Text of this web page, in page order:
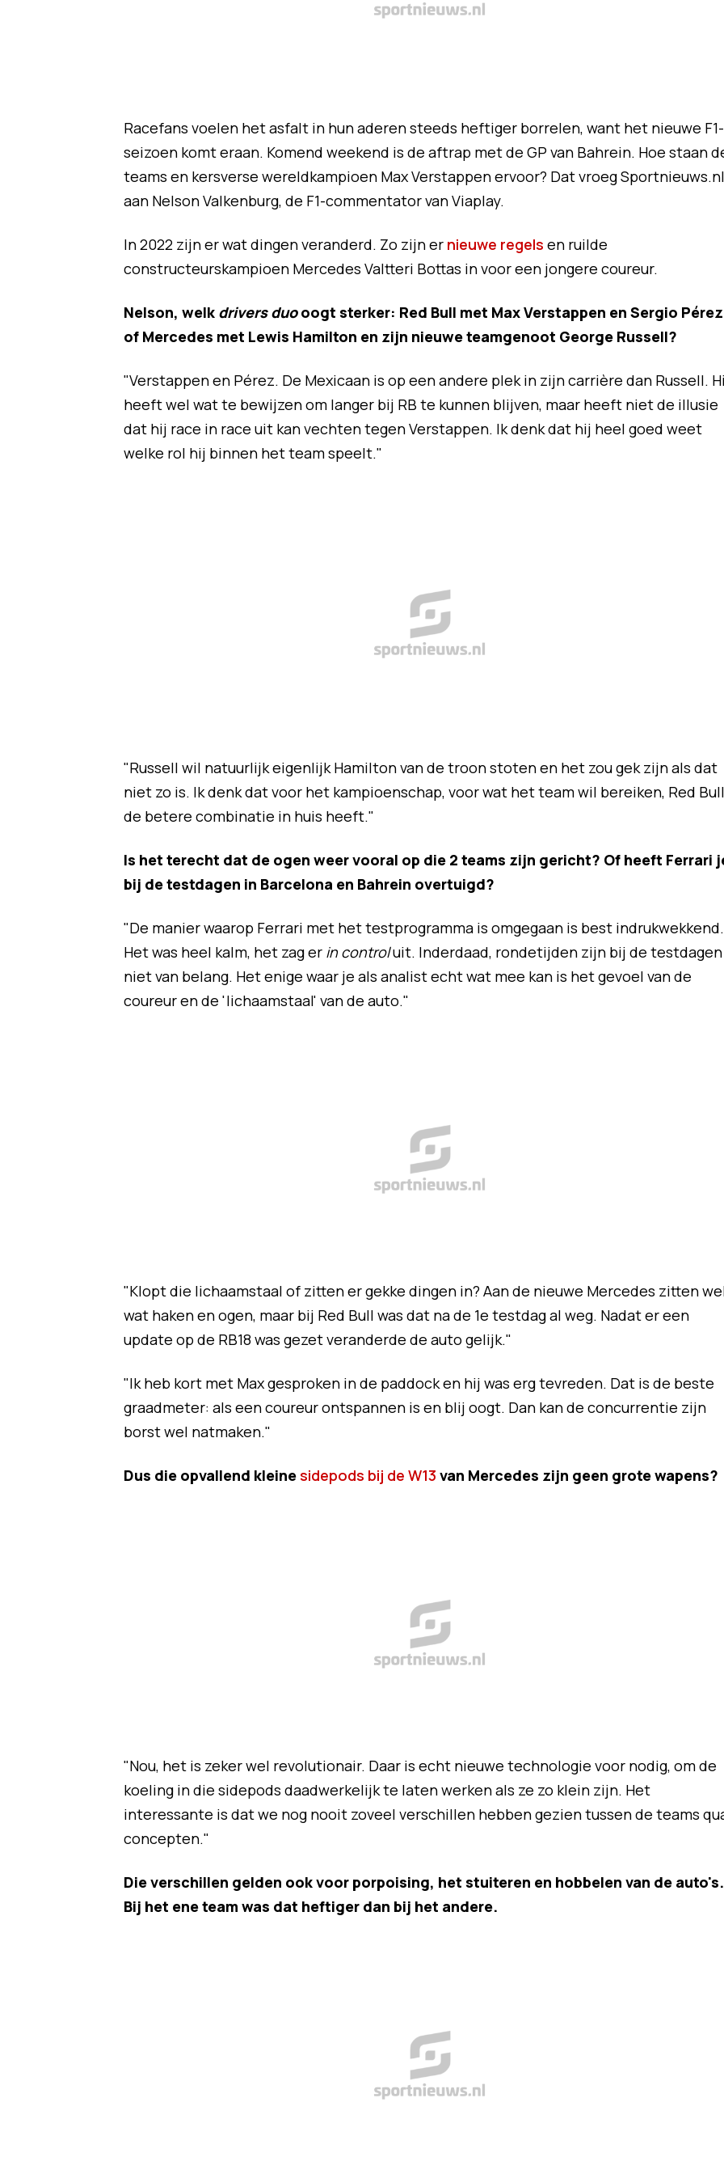
Racefans voelen het asfalt in hun aderen steeds heftiger borrelen, want het nieuwe F1-
seizoen komt eraan. Komend weekend is de aftrap met de GP van Bahrein. Hoe staan
teams en kersverse wereldkampioen Max Verstappen ervoor? Dat vroeg Sportnieuws.nl
aan Nelson Valkenburg, de F1-commentator van Viaplay.
In 2022 zijn er wat dingen veranderd. Zo zijn er nieuwe regels en ruilde
constructeurskampioen Mercedes Valtteri Bottas in voor een jongere coureur.
Nelson, welk drivers duooogt sterker: Red Bull met Max Verstappen en Sergio
of Mercedes met Lewis Hamilton en zijn nieuwe teamgenoot George Russell?
"Verstappen en Pérez. De Mexicaan is op een andere plek in zijn carrière dan Russell.
heeft wel wat te bewijzen om langer bij RB te kunnen blijven, maar heeft niet de illusie
dat hij race in race uit kan vechten tegen Verstappen. Ik denk dat hij heel goed weet
welke rol hij binnen het team speelt."
"Russell wil natuurlijk eigenlijk Hamilton van de troon stoten en het zou gek zijn als dat
niet zo is. Ik denk dat voor het kampioenschap, voor wat het team wil bereiken, Red Bull
de betere combinatie in huis heeft."
Is het terecht dat de ogen weer vooral op die 2 teams zijn gericht? Of heeft Ferrari
bij de testdagen in Barcelona en Bahrein overtuigd?
"De manier waarop Ferrari met het testprogramma is omgegaan is best indrukwekkend.
Het was heel kalm, het zag er in controluit. Inderdaad, rondetijden zijn bij de testdagen
niet van belang. Het enige waar je als analist echt wat mee kan is het gevoel van de
coureur en de 'lichaamstaal' van de auto."
"Klopt die lichaamstaal of zitten er gekke dingen in? Aan de nieuwe Mercedes zitten
wat haken en ogen, maar bij Red Bull was dat na de 1e testdag al weg. Nadat er een
update op de RB18 was gezet veranderde de auto gelijk."
"Ik heb kort met Max gesproken in de paddock en hij was erg tevreden. Dat is de beste
graadmeter: als een coureur ontspannen is en blij oogt. Dan kan de concurrentie zijn
borst wel natmaken."
Dus die opvallend kleinesidepods bij de W13 van Mercedes zijn geen grote wapens?
"Nou, het is zeker wel revolutionair. Daar is echt nieuwe technologie voor nodig, om de
koeling in die sidepods daadwerkelijk te laten werken als ze zo klein zijn. Het
interessante is dat we nog nooit zoveel verschillen hebben gezien tussen de teams
concepten."
Die verschillen gelden ook voor porpoising, het stuiteren en hobbelen van de auto's.
Bij het ene team was dat heftiger dan bij het andere.